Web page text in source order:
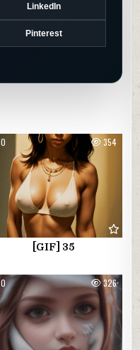
LinkedIn
Pinterest
0 354
[GIF] 35
0 326